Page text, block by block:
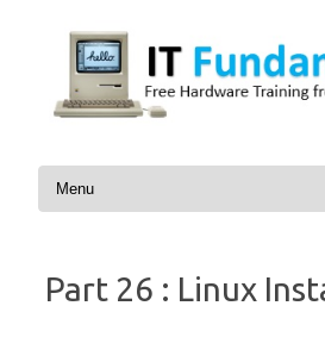
Skip to
Part 26 : Linux